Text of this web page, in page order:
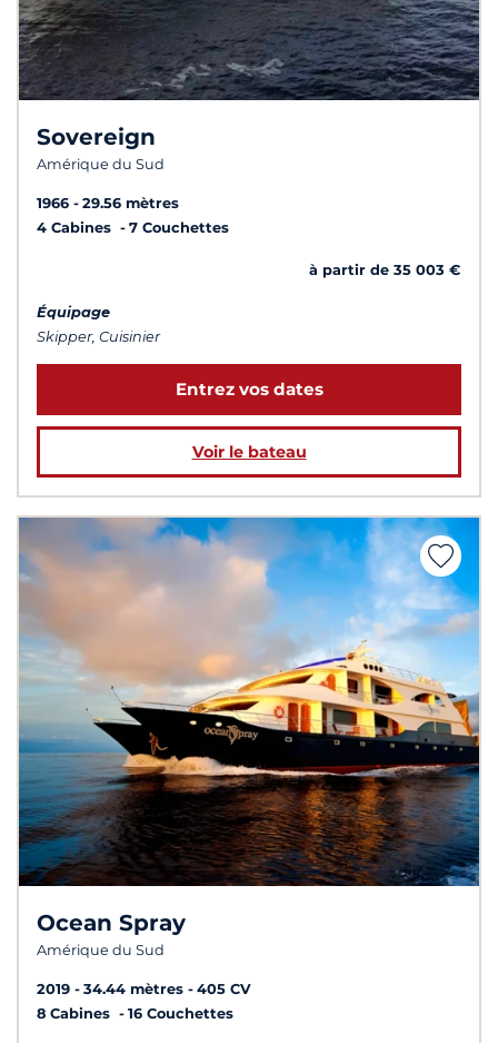
Sovereign
Amérique du Sud
1966
29.56 mètres
4 Cabines
7 Couchettes
à partir de 35 003 €
Équipage
Skipper, Cuisinier
Entrez vos dates
Voir le bateau
Ocean Spray
Amérique du Sud
2019 34.44 mètres
405 CV
8 Cabines
16 Couchettes